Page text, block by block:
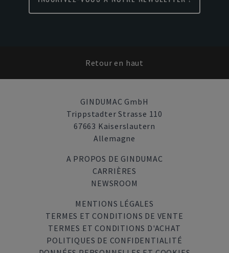
Retour en haut
GINDUMAC GmbH
Trippstadter Strasse 110
67663 Kaiserslautern
Allemagne
A PROPOS DE GINDUMAC
CARRIÈRES
NEWSROOM
MENTIONS LÉGALES
TERMES ET CONDITIONS DE VENTE
TERMES ET CONDITIONS D'ACHAT
POLITIQUES DE CONFIDENTIALITÉ